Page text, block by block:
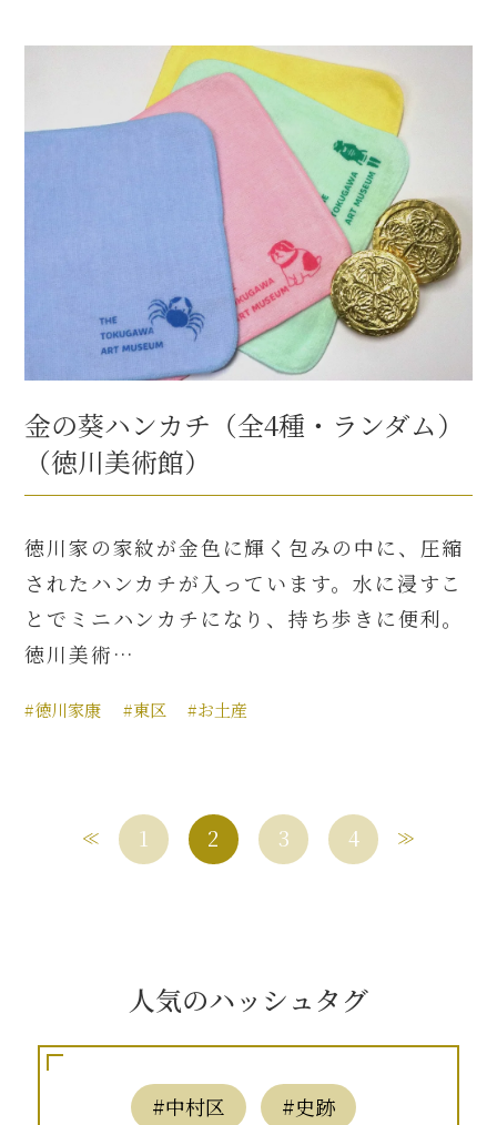
金の葵ハンカチ（全4種・ランダム）
（徳川美術館）
徳川家の家紋が金色に輝く包みの中に、圧縮
されたハンカチが入っています。水に浸すこ
とでミニハンカチになり、持ち歩きに便利。
徳川美術…
#徳川家康 #東区 #お土産
1 2 3 4
人気のハッシュタグ
#中村区 #史跡